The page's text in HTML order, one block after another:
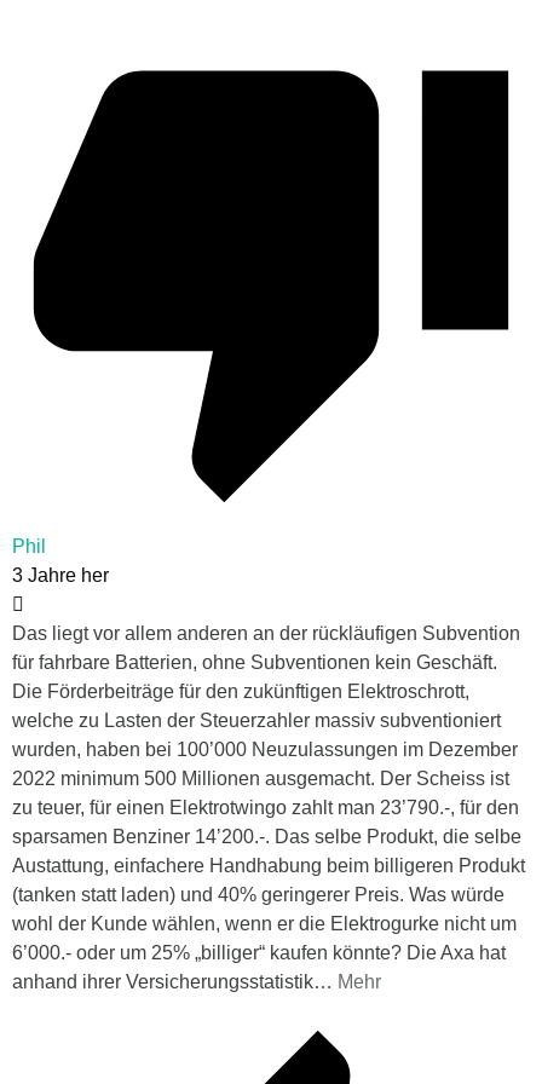
Phil
3 Jahre her
Das liegt vor allem anderen an der rückläufigen Subvention
für fahrbare Batterien, ohne Subventionen kein Geschäft.
Die Förderbeiträge für den zukünftigen Elektroschrott,
welche zu Lasten der Steuerzahler massiv subventioniert
wurden, haben bei 100’000 Neuzulassungen im Dezember
2022 minimum 500 Millionen ausgemacht. Der Scheiss ist
zu teuer, für einen Elektrotwingo zahlt man 23’790.-, für den
sparsamen Benziner 14’200.-. Das selbe Produkt, die selbe
Austattung, einfachere Handhabung beim billigeren Produkt
(tanken statt laden) und 40% geringerer Preis. Was würde
wohl der Kunde wählen, wenn er die Elektrogurke nicht um
6’000.- oder um 25% „billiger“ kaufen könnte? Die Axa hat
anhand ihrer Versicherungsstatistik… Mehr